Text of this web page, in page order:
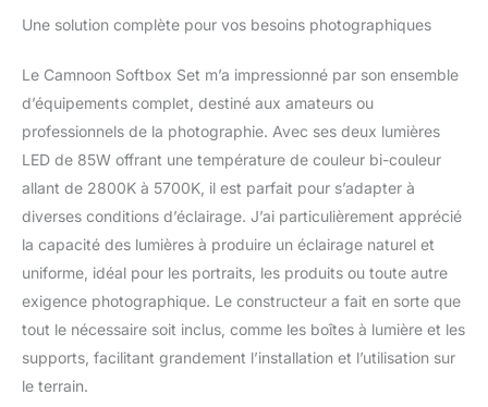
l'enregistrement vidéo à
diffusion en direct, le
maquillage, le portrait et
la photographie de
photos de mode, la prise
de photos d'enfants, etc.
Lumière LED de Haute
Qualité : La lumière LED
qualité supporte une
puissance de 85W et
une économie d'énergie
de 80% par rapport à
Une solution complète pour vos besoins photographiques
Le Camnoon Softbox Set m’a impressionné par son ensemble
d’équipements complet, destiné aux amateurs ou
professionnels de la photographie. Avec ses deux lumières
LED de 85W offrant une température de couleur bi-couleur
allant de 2800K à 5700K, il est parfait pour s’adapter à
diverses conditions d’éclairage. J’ai particulièrement apprécié
la capacité des lumières à produire un éclairage naturel et
uniforme, idéal pour les portraits, les produits ou toute autre
exigence photographique. Le constructeur a fait en sorte que
tout le nécessaire soit inclus, comme les boîtes à lumière et les
supports, facilitant grandement l’installation et l’utilisation sur
le terrain.